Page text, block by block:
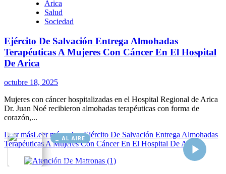
AL AIRE
Cargando...
Conectando...